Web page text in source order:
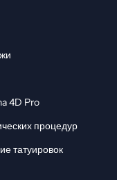
4D Pro
процедур
татуировок